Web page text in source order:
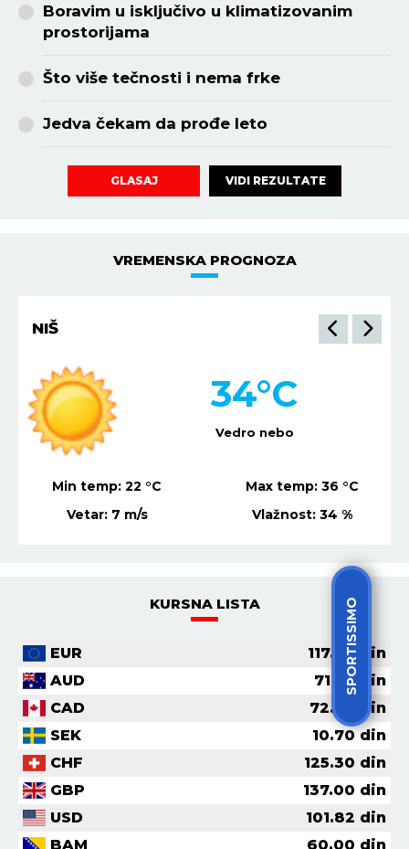
SPORTISSIMO
Boravim u isključivo u klimatizovanim
prostorijama
Što više tečnosti i nema frke
Jedva čekam da prođe leto
GLASAJ VIDI REZULTATE
VREMENSKA PROGNOZA
Vedro nebo
30°C
Min temp:21 Max temp:35
Vetar:4 Vlažnost:47
KURSNA LISTA
EUR 117.36din
AUD
71.56din
CAD
72.62
din
SEK
10.70din
CHF
125.30 din
GBP
137.00 din
USD
101.82 din
BAM
60.00 din